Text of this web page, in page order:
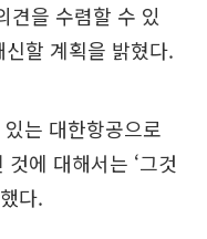
견을 수렴할 수 있
할 계획을 밝혔다.
는 대한항공으로
에 대해서는 ‘그것
다.